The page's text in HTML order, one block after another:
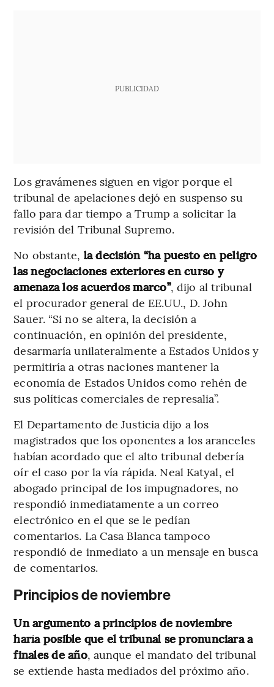
PUBLICIDAD
Los gravámenes siguen en vigor porque el
tribunal de apelaciones dejó en suspenso su
fallo para dar tiempo a Trump a solicitar la
revisión del Tribunal Supremo.
No obstante, la decisión “ha puesto en peligro
las negociaciones exteriores en curso y
amenaza los acuerdos marco”, dijo al tribunal
el procurador general de EE.UU., D. John
Sauer. “Si no se altera, la decisión a
continuación, en opinión del presidente,
desarmaría unilateralmente a Estados Unidos y
permitiría a otras naciones mantener la
economía de Estados Unidos como rehén de
sus políticas comerciales de represalia”.
El Departamento de Justicia dijo a los
magistrados que los oponentes a los aranceles
habían acordado que el alto tribunal debería
oír el caso por la vía rápida. Neal Katyal, el
abogado principal de los impugnadores, no
respondió inmediatamente a un correo
electrónico en el que se le pedían
comentarios. La Casa Blanca tampoco
respondió de inmediato a un mensaje en busca
de comentarios.
Principios de noviembre
Un argumento a principios de noviembre
haría posible que el tribunal se pronunciara a
finales de año, aunque el mandato del tribunal
se extiende hasta mediados del próximo año.